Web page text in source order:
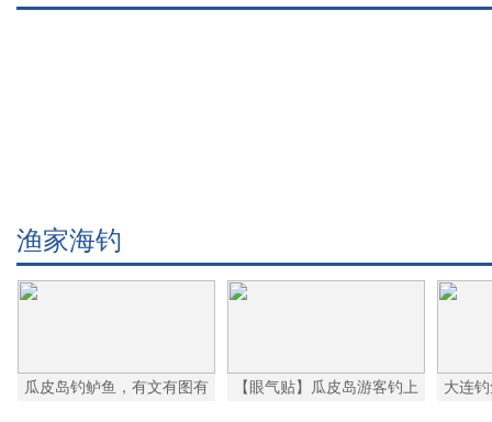
渔家海钓
瓜皮岛钓鲈鱼，有文有图有 【眼气贴】瓜皮岛游客钓上 大连